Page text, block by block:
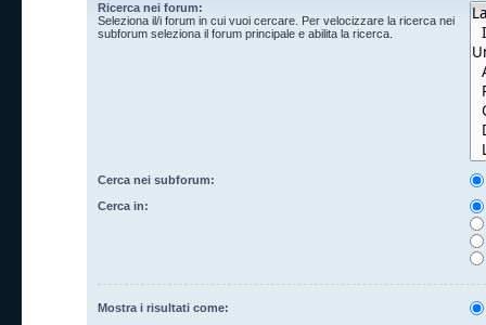
Ricerca nei forum:
Seleziona il/i forum in cui vuoi cercare. Per velocizzare la ricerca nei
subforum seleziona il forum principale e abilita la ricerca.
Cerca nei subforum:
Cerca in:
Mostra i risultati come: